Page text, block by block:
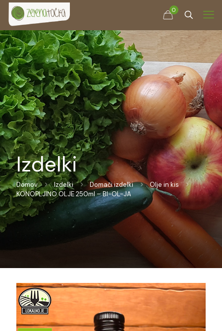
0
Izdelki
Domov Izdelki Domači izdelki
Olje in kis
KONOPLJINO OLJE 250ml – BI-OL-JA